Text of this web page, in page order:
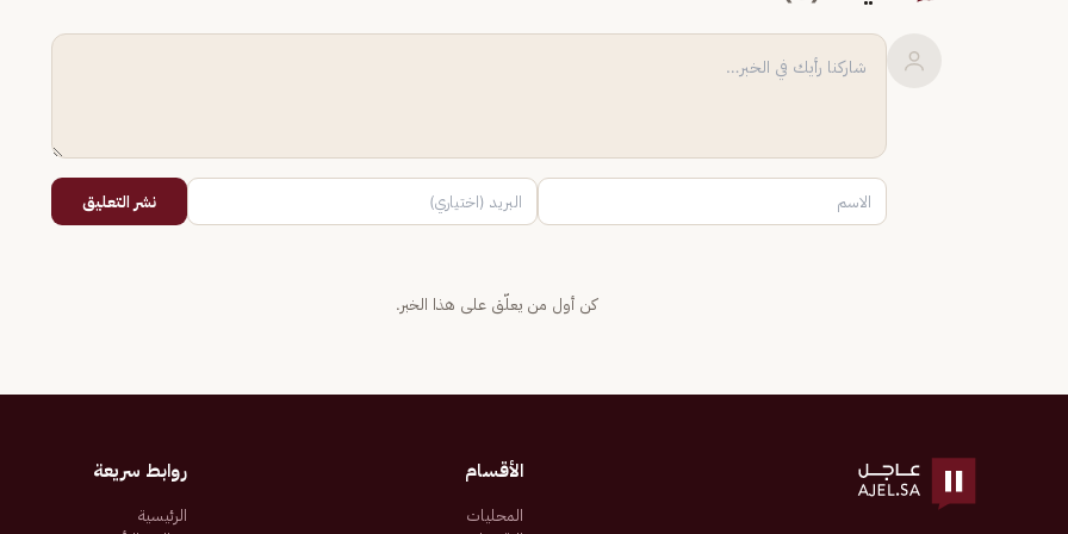
نشر التعليق
كن أول من يعلّق على هذا الخبر.
الأقسام
المحليات
روابط سريعة
الرئيسية